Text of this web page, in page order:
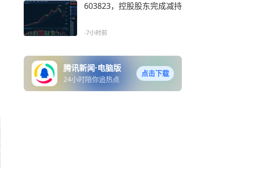
603823，控股股东完成减持
-7小时前
腾讯新闻·电脑版
24小时陪你追热点
点击下载